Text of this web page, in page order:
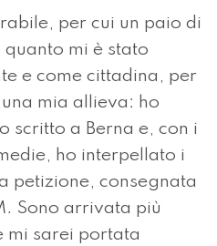
per cui un paio di
mi è stato
e come cittadina, per
mia allieva: ho
scritto a Berna e, con i
ho interpellato i
petizione, consegnata
Sono arrivata più
mi sarei portata